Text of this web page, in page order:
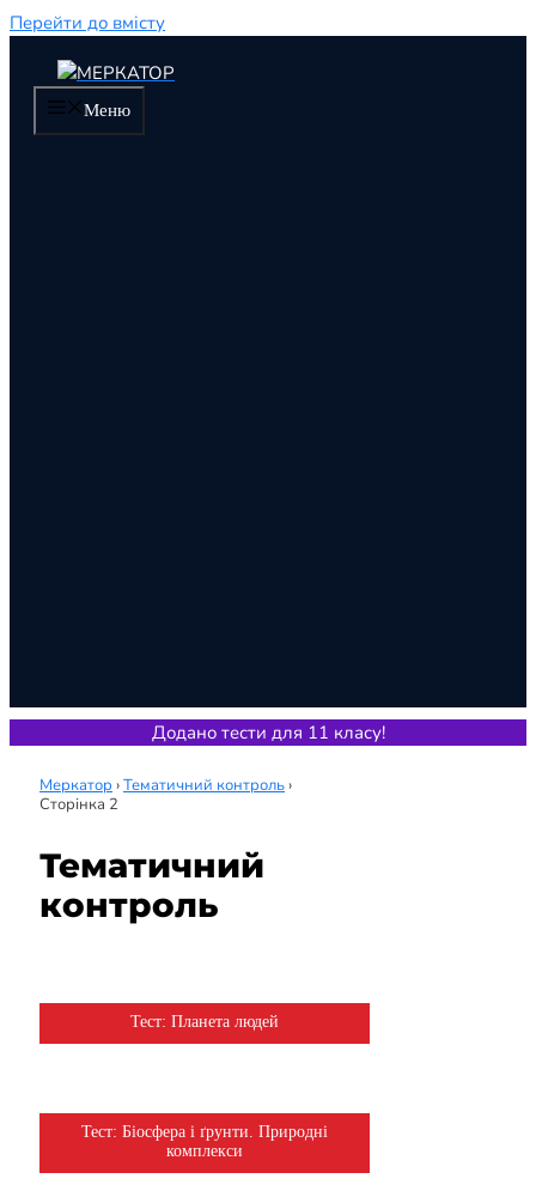
Перейти до вмісту
Меню
Додано тести для 11 класу!
Меркатор ›Тематичний контроль›
Сторінка 2
Тематичний
контроль
Тест: Планета людей
Тема
Тест: Біосфера і ґрунти. Природні
комплекси